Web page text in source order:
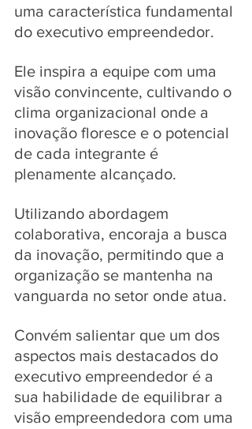
uma característica fundamental
do executivo empreendedor.
Ele inspira a equipe com uma
visão convincente, cultivando o
clima organizacional onde a
inovação floresce e o potencial
de cada integrante é
plenamente alcançado.
Utilizando abordagem
colaborativa, encoraja a busca
da inovação, permitindo que a
organização se mantenha na
vanguarda no setor onde atua.
Convém salientar que um dos
aspectos mais destacados do
executivo empreendedor é a
sua habilidade de equilibrar a
visão empreendedora com uma